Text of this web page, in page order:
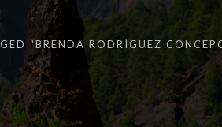
“BRENDA RODRÍGUEZ